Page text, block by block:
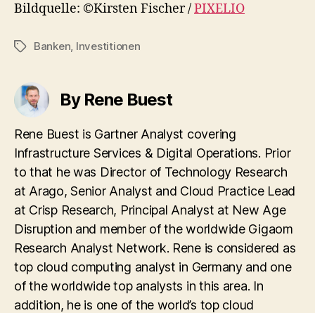
Bildquelle: ©Kirsten Fischer /PIXELIO
TagsBanken, Investitionen
By Rene Buest
Rene Buest is Gartner Analyst covering
Infrastructure Services & Digital Operations. Prior
to that he was Director of Technology Research
at Arago, Senior Analyst and Cloud Practice Lead
at Crisp Research, Principal Analyst at New Age
Disruption and member of the worldwide Gigaom
Research Analyst Network. Rene is considered as
top cloud computing analyst in Germany and one
of the worldwide top analysts in this area. In
addition, he is one of the world’s top cloud